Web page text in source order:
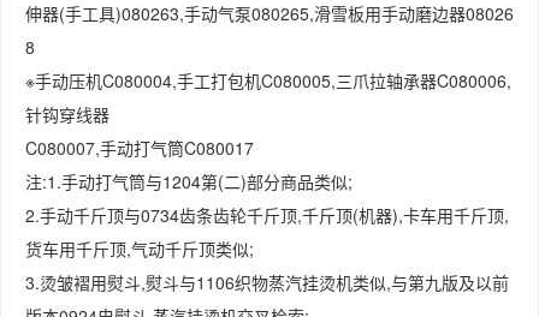
伸器(手工具)080263,手动气泵080265,滑雪板用手动磨边器08026
8
※手动压机C080004,手工打包机C080005,三爪拉轴承器C080006,
针钩穿线器
C080007,手动打气筒C080017
注:1.手动打气筒与1204第(二)部分商品类似;
2.手动千斤顶与0734齿条齿轮千斤顶,千斤顶(机器),卡车用千斤顶,
货车用千斤顶,气动千斤顶类似;
3.烫皱褶用熨斗,熨斗与1106织物蒸汽挂烫机类似,与第九版及以前